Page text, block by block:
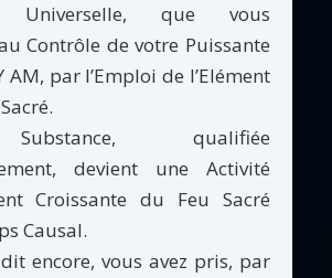
Universelle, que vous
Contrôle de votre Puissante
AM, par l’Emploi de l’Elément
qualifiée
devient une Activité
Croissante du Feu Sacré
Causal.
encore, vous avez pris, par